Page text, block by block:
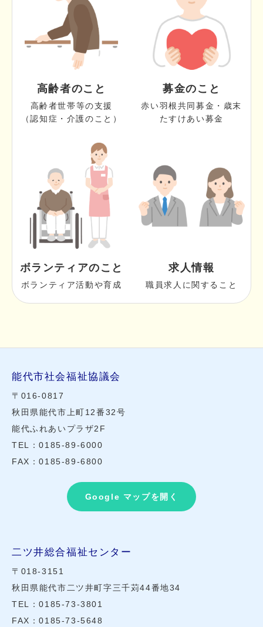
高齢者のこと
高齢者世帯等の支援
（認知症・介護のこと）
募金のこと
赤い羽根共同募金・歳末
たすけあい募金
ボランティアのこと
ボランティア活動や育成
求人情報
職員求人に関すること
能代市社会福祉協議会
〒016-0817
秋田県能代市上町12番32号
能代ふれあいプラザ2F
TEL：0185-89-6000
FAX：0185-89-6800
Google マップを開く
二ツ井総合福祉センター
〒018-3151
秋田県能代市二ツ井町字三千苅44番地34
TEL：0185-73-3801
FAX：0185-73-5648